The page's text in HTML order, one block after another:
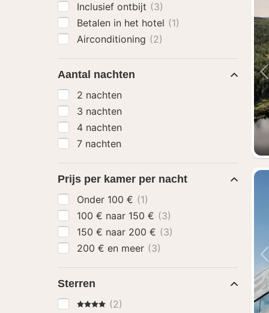
Inclusief ontbijt (3)
Betalen in het hotel (1)
Airconditioning (2)
Aantal nachten
2 nachten
3 nachten
4 nachten
7 nachten
Prijs per kamer per nacht
Onder 100 € (1)
100 € naar 150 € (3)
150 € naar 200 € (3)
200 € en meer (3)
Sterren
4 Sterren
(2)